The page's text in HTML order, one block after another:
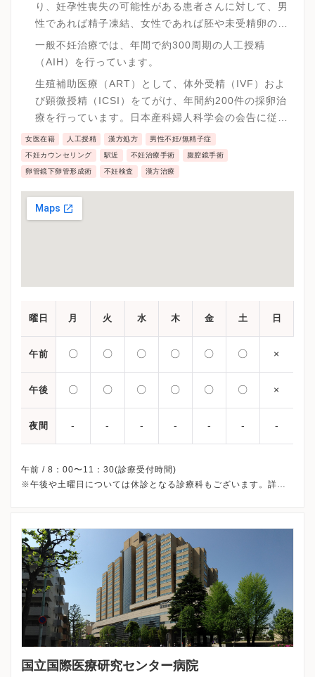
り、妊孕性喪失の可能性がある患者さんに対して、男
性であれば精子凍結、女性であれば胚や未受精卵の凍
結を行うことで、妊孕性の温存をはかります。
一般不妊治療では、年間で約300周期の人工授精
（AIH）を行っています。
生殖補助医療（ART）として、体外受精（IVF）およ
び顕微授精（ICSI）をてがけ、年間約200件の採卵治
療を行っています。日本産科婦人科学会の会告に従い
単一胚移植を基本とし、凍結融解胚移植も積極的に行
うことで、多胎妊娠の発生減少を心がけながら、妊娠
成績の向上をめざしています。
女医在籍 人工授精 漢方処方 男性不妊/無精子症
不妊カウンセリング 駅近 不妊治療手術 腹腔鏡手術
卵管鏡下卵管形成術 不妊検査 漢方治療
曜日 月 火 水 木 金 土 日
午前 〇 〇 〇 〇 〇 〇 ×
午後 〇 〇 〇 〇 〇 〇 ×
夜間 - - - - - - -
午前 / 8：00〜11：30(診療受付時間)
※午後や土曜日については休診となる診療科もございます。詳細
（12/29～1/3）、休診
国立国際医療研究センター病院